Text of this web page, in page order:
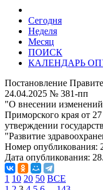
Сегодня
Неделя
Месяц
ПОИСК
КАЛЕНДАРЬ
Постановление
24.04.2025 № 381-пп
"О внесении
Приморского края от
утверждении
"Развитие
Номер опубликования:
Дата опубликования:
1 10 20 50 ВСЕ